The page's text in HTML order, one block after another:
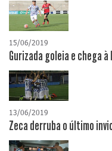
15/06/2019
Gurizada goleia e chega
13/06/2019
Zeca derruba o último